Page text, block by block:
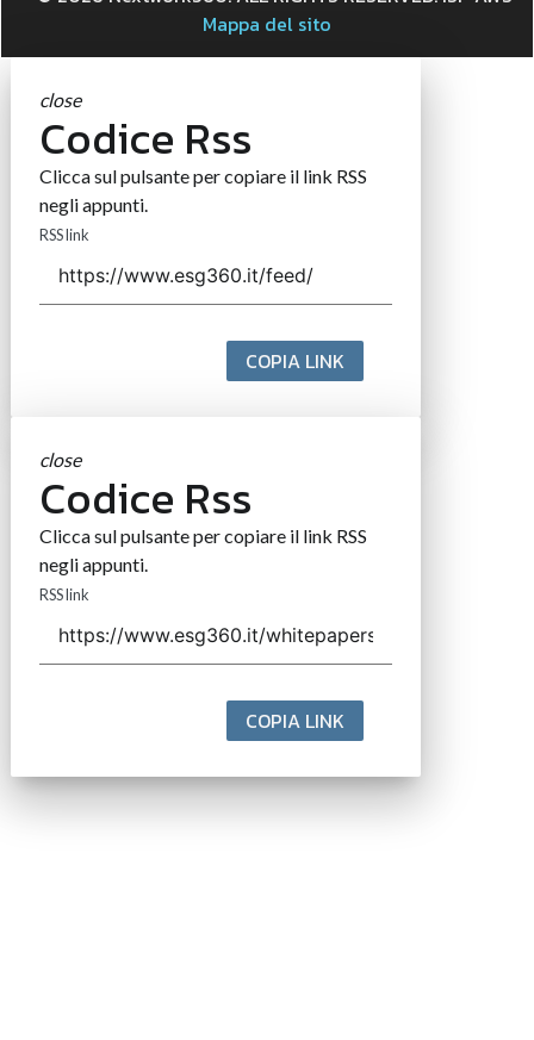
Mappa del sito
close
Codice Rss
Clicca sul pulsante per copiare il link RSS
negli appunti.
RSS link
COPIA LINK
close
Codice Rss
Clicca sul pulsante per copiare il link RSS
negli appunti.
RSS link
COPIA LINK